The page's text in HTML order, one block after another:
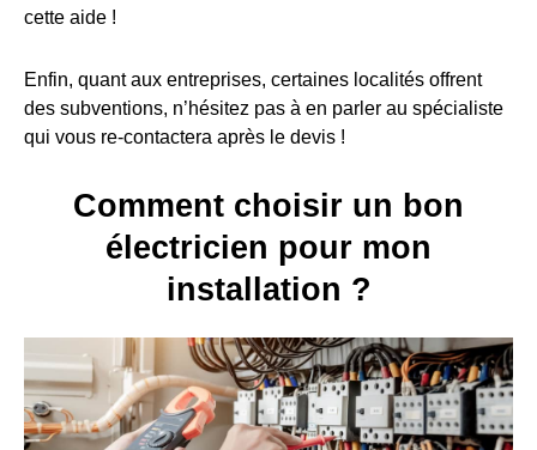
cette aide !
Enfin, quant aux entreprises, certaines localités offrent
des subventions, n’hésitez pas à en parler au spécialiste
qui vous re-contactera après le devis !
Comment choisir un bon
électricien pour mon
installation ?